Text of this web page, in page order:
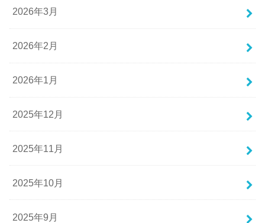
2026年3月
2026年2月
2026年1月
2025年12月
2025年11月
2025年10月
2025年9月